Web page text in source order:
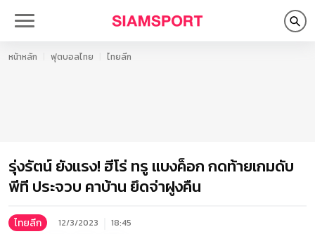
หน้าหลัก ฟุตบอลไทย ไทยลีก
รุ่งรัตน์ ยังแรง! ฮีโร่ ทรู แบงค็อก กดท้ายเกมดับ
พีที ประจวบ คาบ้าน ยึดจ่าฝูงคืน
ไทยลีก 12/3/2023 18:45